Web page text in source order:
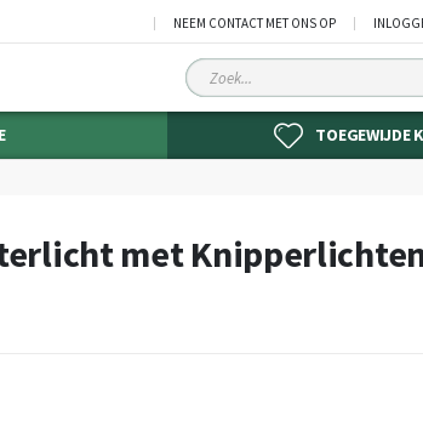
NEEM CONTACT MET ONS OP
TOEGEWIJDE
met